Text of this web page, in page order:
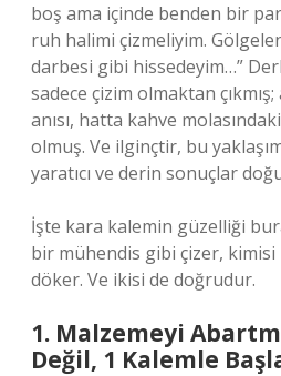
boş ama içinde benden bir
ruh halimi çizmeliyim.
darbesi gibi hissedeyim…”
sadece çizim olmaktan çıkmış;
anısı, hatta kahve
olmuş. Ve ilginçtir, bu
yaratıcı ve derin sonuçlar
İşte kara kalemin güzelliği
bir mühendis gibi çizer,
döker. Ve ikisi de doğrudur.
1. Malzemeyi
Değil, 1 Kalemle